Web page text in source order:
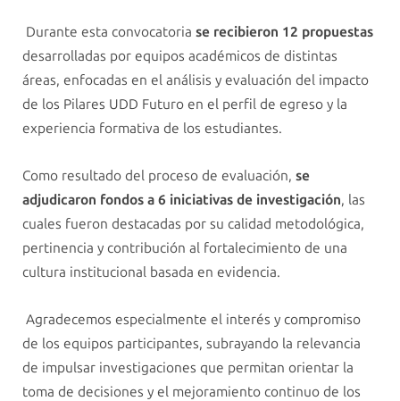
Durante esta convocatoria se recibieron 12 propuestas
desarrolladas por equipos académicos de distintas
áreas, enfocadas en el análisis y evaluación del impacto
de los Pilares UDD Futuro en el perfil de egreso y la
experiencia formativa de los estudiantes.
Como resultado del proceso de evaluación, se
adjudicaron fondos a 6 iniciativas de investigación, las
cuales fueron destacadas por su calidad metodológica,
pertinencia y contribución al fortalecimiento de una
cultura institucional basada en evidencia.
Agradecemos especialmente el interés y compromiso
de los equipos participantes, subrayando la relevancia
de impulsar investigaciones que permitan orientar la
toma de decisiones y el mejoramiento continuo de los